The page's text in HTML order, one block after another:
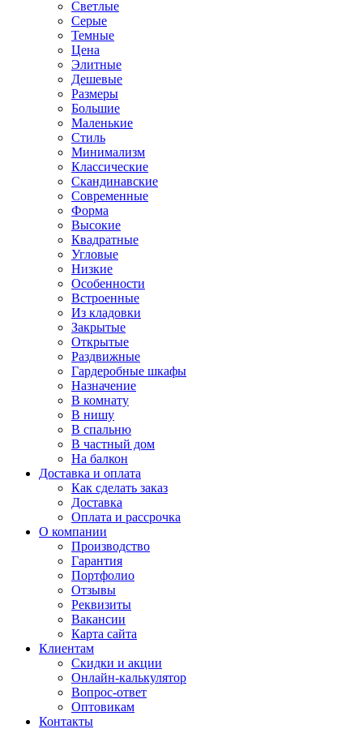
Светлые
Серые
Темные
Цена
Элитные
Дешевые
Размеры
Большие
Маленькие
Стиль
Минимализм
Классические
Скандинавские
Современные
Форма
Высокие
Квадратные
Угловые
Низкие
Особенности
Встроенные
Из кладовки
Закрытые
Открытые
Раздвижные
Гардеробные шкафы
Назначение
В комнату
В нишу
В спальню
В частный дом
На балкон
Доставка и оплата
Как сделать заказ
Доставка
Оплата и рассрочка
О компании
Производство
Гарантия
Портфолио
Отзывы
Реквизиты
Вакансии
Карта сайта
Клиентам
Скидки и акции
Онлайн-калькулятор
Вопрос-ответ
Оптовикам
Контакты